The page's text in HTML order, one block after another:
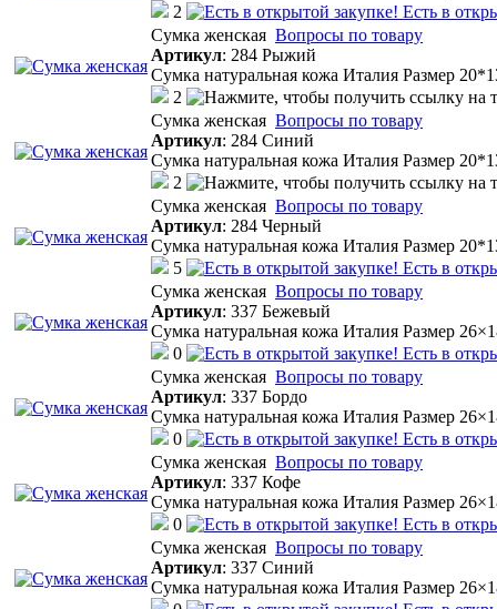
2
Есть в
Cумка женская Вопросы по товару
Артикул: 284 Рыжий
Сумка натуральная кожа Италия Размер
2
Cумка женская Вопросы по товару
Артикул: 284 Синий
Сумка натуральная кожа Италия Размер
2
Cумка женская Вопросы по товару
Артикул: 284 Черный
Сумка натуральная кожа Италия Размер
5
Есть в
Cумка женская Вопросы по товару
Артикул: 337 Бежевый
Сумка натуральная кожа Италия Размер
0
Есть в
Cумка женская Вопросы по товару
Артикул: 337 Бордо
Сумка натуральная кожа Италия Размер
0
Есть в
Cумка женская Вопросы по товару
Артикул: 337 Кофе
Сумка натуральная кожа Италия Размер
0
Есть в
Cумка женская Вопросы по товару
Артикул: 337 Синий
Сумка натуральная кожа Италия Размер